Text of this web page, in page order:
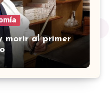
morir al primer